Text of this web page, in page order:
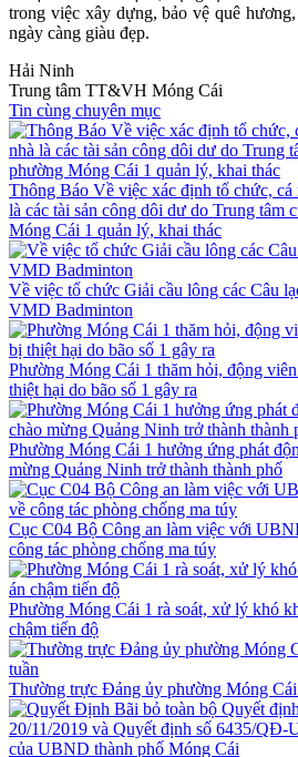
trong việc xây dựng, bảo vệ quê
ngày càng giàu đẹp.
Hải Ninh
Trung tâm TT&VH Móng Cái
Tin cùng chuyên mục
Thông Báo Về việc xác định tổ chức, cá
là các tài sản công dôi dư do Trung tâm
Móng Cái 1 quản lý, khai thác
Về việc tổ chức Giải cầu lông các Câu
VMD Badminton
Phường Móng Cái 1 thăm hỏi, động
thiệt hại do bão số 1 gây ra
Phường Móng Cái 1 hưởng ứng phát
mừng Quảng Ninh trở thành thành phố
Cục C04 Bộ Công an làm việc với
công tác phòng chống ma túy
Phường Móng Cái 1 rà soát, xử lý khó
chậm tiến độ
Thường trực Đảng ủy phường Móng Cái